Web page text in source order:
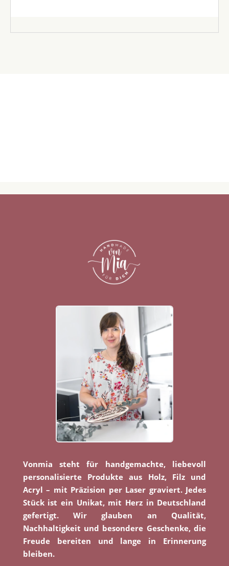
Vonmia steht für handgemachte, liebevoll
personalisierte Produkte aus Holz, Filz und
Acryl – mit Präzision per Laser graviert. Jedes
Stück ist ein Unikat, mit Herz in Deutschland
gefertigt. Wir glauben an Qualität,
Nachhaltigkeit und besondere Geschenke, die
Freude bereiten und lange in Erinnerung
bleiben.